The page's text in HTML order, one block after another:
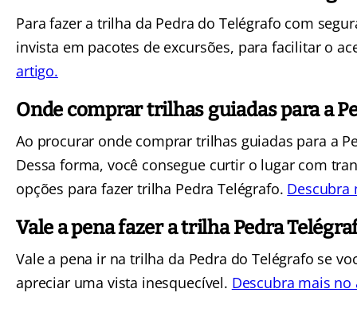
Para fazer a trilha da Pedra do Telégrafo com
invista em pacotes de excursões, para facilitar o
artigo.
Onde comprar trilhas guiadas para a
Ao procurar onde comprar trilhas guiadas para a
Dessa forma, você consegue curtir o lugar com
opções para fazer trilha Pedra Telégrafo. Descubra
Vale a pena fazer a trilha Pedra
Vale a pena ir na trilha da Pedra do Telégrafo se
apreciar uma vista inesquecível. Descubra mais no